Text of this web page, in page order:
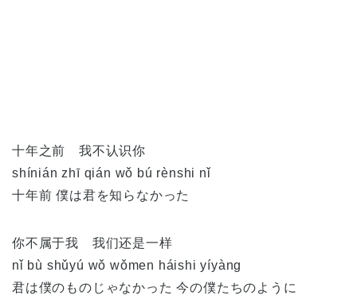
十年之前 我不认识你
shínián zhī qián wǒ bú rènshi nǐ
十年前 僕は君を知らなかった
你不属于我 我们还是一样
nǐ bù shǔyú wǒ wǒmen háishi yíyàng
君は僕のものじゃなかった 今の僕たちのように